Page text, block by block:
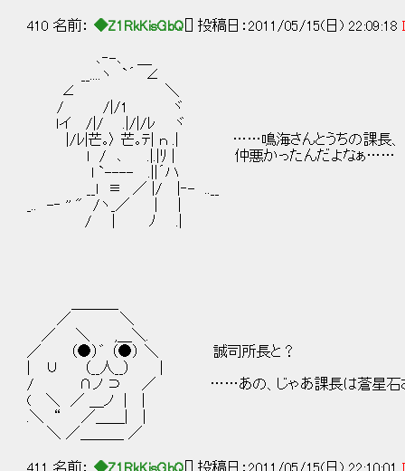
410 名前： ◆Z1RkKisGbQ [] 投稿日：2011/05/15(日) 22:09:18
､‐-､ ＿
__....ヽ `´ ∠
∠ ＼
/ /|/1 ヾ
ｌイ /|/ .|/|/ﾚ ヾ
|/ﾚ|芒｡〉 芒｡ﾃ| ｎ .| ……鳴海さんとうちの課長、
l / ､ .|.|ﾘ | 仲悪かったんだよなぁ……
l `---- .||´ハ
__l ≡ ／ |/ |‐- ..__
_.. -‐ '' " /ヽ_／ | |
/ | ﾉ .|
／ ＼
／ ＼ ,＿＼.
／ （●）゛ （●） ＼ 誠司所長と？
| ∪ （__人__） |
/ ∩ノ ⊃ ／ ……あの、じゃあ課長は蒼星石
( ＼ ／ ＿ノ | |
.＼ “ ／＿＿| |
＼ ／＿＿＿ ／